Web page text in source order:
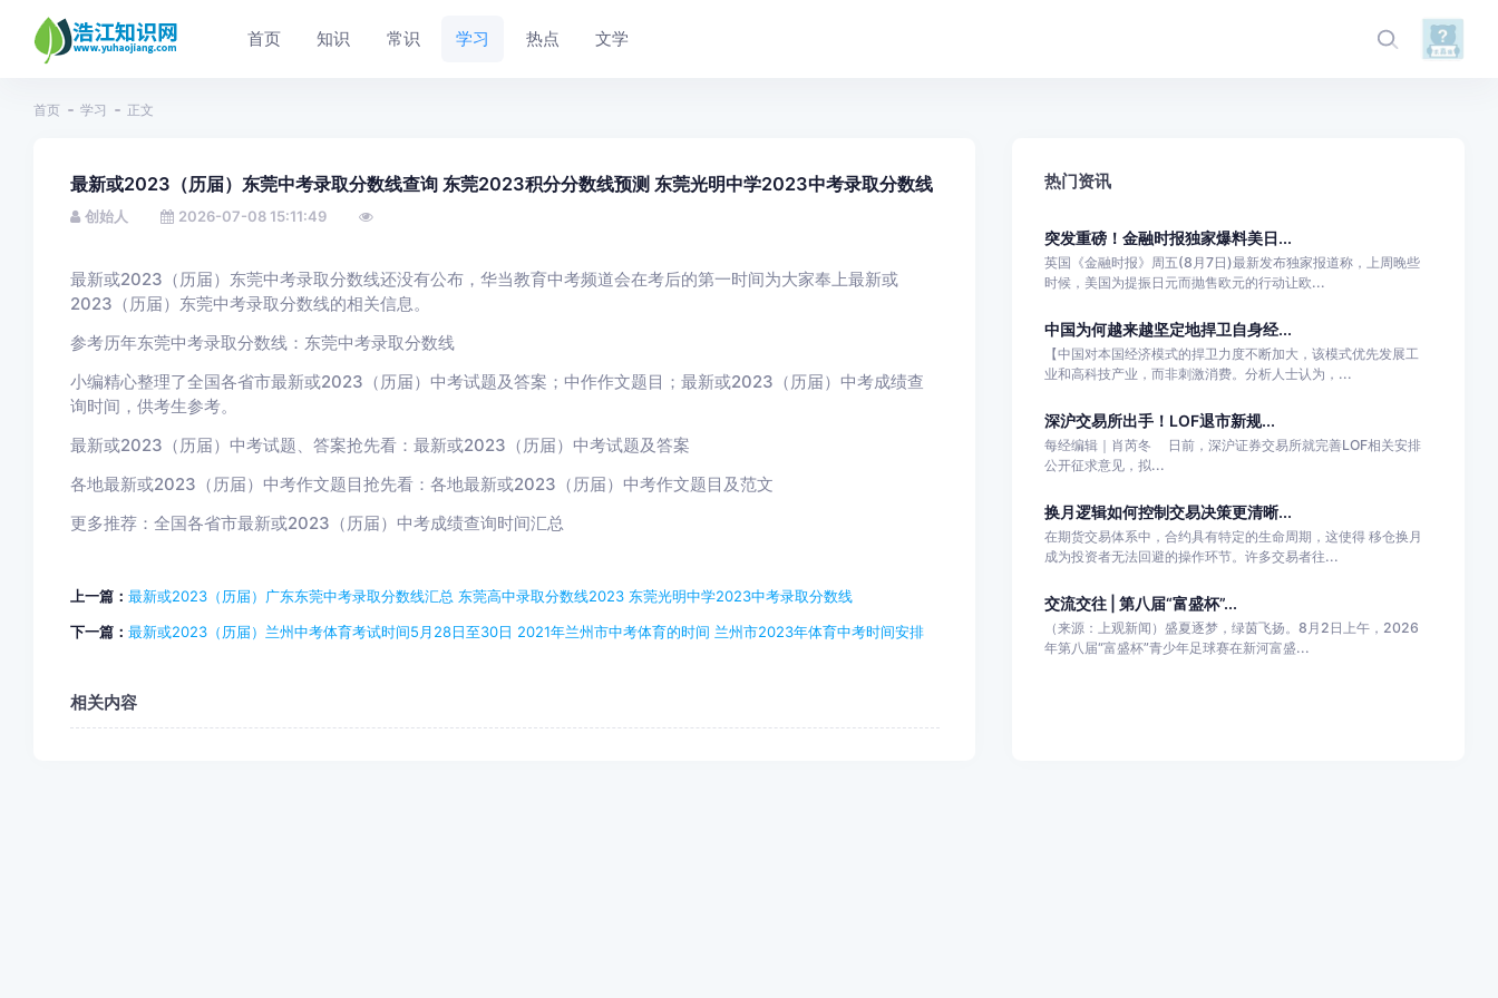
首页 知识 常识 学习 热点 文学
首页 学习 正文
最新或2023（历届）东莞中考录取分数线查询 东莞2023积分分数线预测 东莞光明中学2023中考录取分数线
创始人 2026-07-08 15:11:49
最新或2023（历届）东莞中考录取分数线还没有公布，华当教育中考频道会在考后的第一时间为大家奉上最新或
2023（历届）东莞中考录取分数线的相关信息。
参考历年东莞中考录取分数线：东莞中考录取分数线
小编精心整理了全国各省市最新或2023（历届）中考试题及答案；中作作文题目；最新或2023（历届）中考成绩查
询时间，供考生参考。
最新或2023（历届）中考试题、答案抢先看：最新或2023（历届）中考试题及答案
各地最新或2023（历届）中考作文题目抢先看：各地最新或2023（历届）中考作文题目及范文
更多推荐：全国各省市最新或2023（历届）中考成绩查询时间汇总
上一篇： 最新或2023（历届）广东东莞中考录取分数线汇总 东莞高中录取分数线2023 东莞光明中学2023中考录取分数线
下一篇： 最新或2023（历届）兰州中考体育考试时间5月28日至30日 2021年兰州市中考体育的时间 兰州市2023年体育中考时间安排
相关内容
热门资讯
突发重磅！金融时报独家爆料美日...
英国《金融时报》周五(8月7日)最新发布独家报道称，上周晚些
时候，美国为提振日元而抛售欧元的行动让欧...
中国为何越来越坚定地捍卫自身经...
【中国对本国经济模式的捍卫力度不断加大，该模式优先发展工
业和高科技产业，而非刺激消费。分析人士认为，...
深沪交易所出手！LOF退市新规...
每经编辑｜肖芮冬 日前，深沪证券交易所就完善LOF相关安排
公开征求意见，拟...
换月逻辑如何控制交易决策更清晰...
在期货交易体系中，合约具有特定的生命周期，这使得 移仓换月
成为投资者无法回避的操作环节。许多交易者往...
交流交往 | 第八届“富盛杯”...
（来源：上观新闻）盛夏逐梦，绿茵飞扬。8月2日上午，2026
年第八届“富盛杯”青少年足球赛在新河富盛...